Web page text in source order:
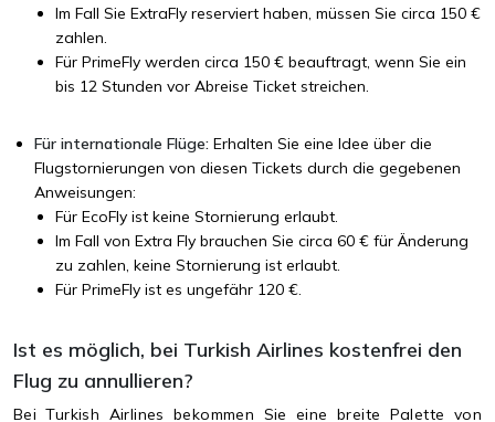
Im Fall Sie ExtraFly reserviert haben, müssen Sie circa 150 €
zahlen.
Für PrimeFly werden circa 150 € beauftragt, wenn Sie ein
bis 12 Stunden vor Abreise Ticket streichen.
Für internationale Flüge: Erhalten Sie eine Idee über die
Flugstornierungen von diesen Tickets durch die gegebenen
Anweisungen:
Für EcoFly ist keine Stornierung erlaubt.
Im Fall von Extra Fly brauchen Sie circa 60 € für Änderung
zu zahlen, keine Stornierung ist erlaubt.
Für PrimeFly ist es ungefähr 120 €.
Ist es möglich, bei Turkish Airlines kostenfrei den
Flug zu annullieren?
Bei Turkish Airlines bekommen Sie eine breite Palette von